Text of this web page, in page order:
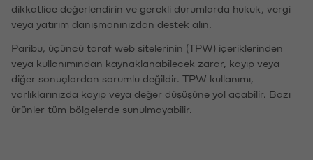
dikkatlice değerlendirin ve gerekli durumlarda hukuk, vergi
veya yatırım danışmanınızdan destek alın.
Paribu, üçüncü taraf web sitelerinin (TPW) içeriklerinden
veya kullanımından kaynaklanabilecek zarar, kayıp veya
diğer sonuçlardan sorumlu değildir. TPW kullanımı,
varlıklarınızda kayıp veya değer düşüşüne yol açabilir. Bazı
ürünler tüm bölgelerde sunulmayabilir.